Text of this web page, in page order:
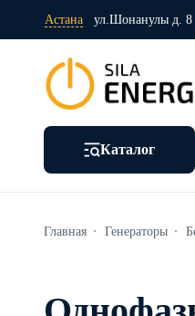
Астана ул.Шонанулы д. 8
Каталог
Главная Генераторы